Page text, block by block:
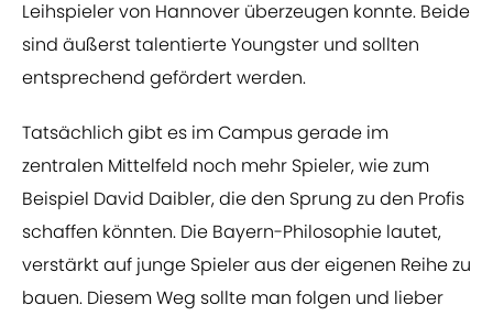
Leihspieler von Hannover überzeugen konnte. Beide
sind äußerst talentierte Youngster und sollten
entsprechend gefördert werden.
Tatsächlich gibt es im Campus gerade im
zentralen Mittelfeld noch mehr Spieler, wie zum
Beispiel David Daibler, die den Sprung zu den Profis
schaffen könnten. Die Bayern-Philosophie lautet,
verstärkt auf junge Spieler aus der eigenen Reihe zu
bauen. Diesem Weg sollte man folgen und lieber